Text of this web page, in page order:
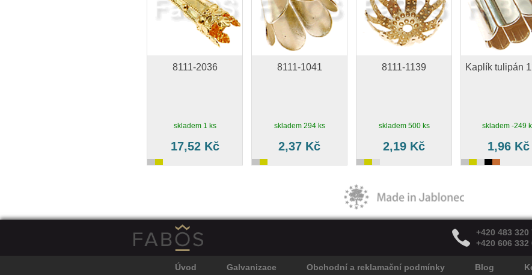
8111-2036
skladem 1 ks
17,52 Kč
8111-1041
skladem 294 ks
2,37 Kč
8111-1139
skladem 500 ks
2,19 Kč
Kaplík tulipán
skladem -249
1,96 Kč
+420 483 320
+420 606 332
Úvod Galvanizace Obchodní a reklamační podmínky Blog